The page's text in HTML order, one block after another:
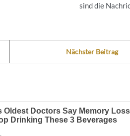
sind die
Nächster Beitrag